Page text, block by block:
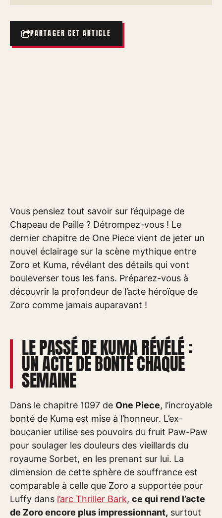
PARTAGER CET ARTICLE
Vous pensiez tout savoir sur l’équipage de
Chapeau de Paille ? Détrompez-vous ! Le
dernier chapitre de One Piece vient de jeter un
nouvel éclairage sur la scène mythique entre
Zoro et Kuma, révélant des détails qui vont
bouleverser tous les fans. Préparez-vous à
découvrir la profondeur de l’acte héroïque de
Zoro comme jamais auparavant !
LE PASSÉ DE KUMA RÉVÉLÉ :
UN ACTE DE BONTÉ CHAQUE
SEMAINE
Dans le chapitre 1097 de One Piece, l’incroyable
bonté de Kuma est mise à l’honneur. L’ex-
boucanier utilise ses pouvoirs du fruit Paw-Paw
pour soulager les douleurs des vieillards du
royaume Sorbet, en les prenant sur lui. La
dimension de cette sphère de souffrance est
comparable à celle que Zoro a supportée pour
Luffy dans l’arc Thriller Bark, ce qui rend l’acte
de Zoro encore plus impressionnant, surtout